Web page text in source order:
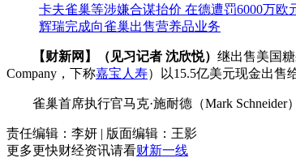
卡夫雀巢等涉嫌合谋抬价 在德遭罚6000万欧
辉瑞完成向雀巢出售营养品业务
【财新网】（见习记者 沈欣悦） 继出售美国
Company，下称嘉宝人寿）以15.5亿美元现金出售
雀巢首席执行官马克·施耐德（Mark Schneider
责任编辑：李妍 | 版面编辑：王影
更多更快财经资讯请看财新一线